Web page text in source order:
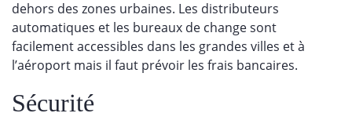
dehors des zones urbaines. Les distributeurs
automatiques et les bureaux de change sont
facilement accessibles dans les grandes villes et à
l’aéroport mais il faut prévoir les frais bancaires.
Sécurité